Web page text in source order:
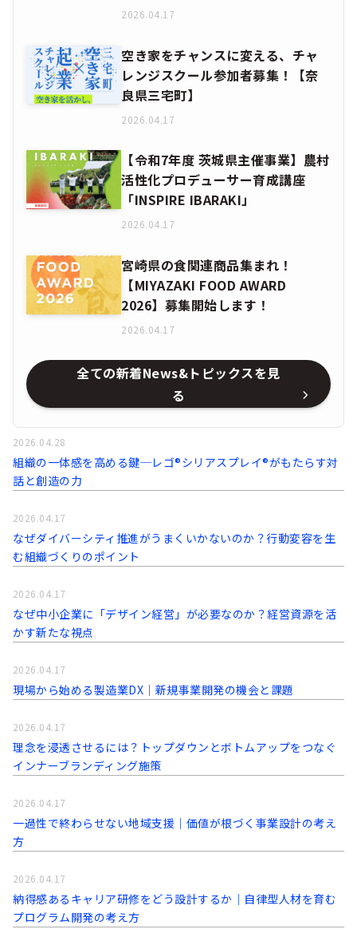
2026.04.17
空き家をチャンスに変える、チャ
レンジスクール参加者募集！【奈
良県三宅町】
2026.04.17
【令和7年度 茨城県主催事業】農村
活性化プロデューサー育成講座
「INSPIRE IBARAKI」
2026.04.17
宮崎県の食関連商品集まれ！
【MIYAZAKI FOOD AWARD
2026】募集開始します！
2026.04.17
全ての新着News&トピックスを見
る
組織の一体感を高める鍵─レゴ®シリアスプレイ®がもたらす対
話と創造の力
2026.04.28
なぜダイバーシティ推進がうまくいかないのか？行動変容を生
む組織づくりのポイント
2026.04.17
なぜ中小企業に「デザイン経営」が必要なのか？経営資源を活
かす新たな視点
2026.04.17
現場から始める製造業DX｜新規事業開発の機会と課題
2026.04.17
理念を浸透させるには？トップダウンとボトムアップをつなぐ
インナーブランディング施策
2026.04.17
一過性で終わらせない地域支援｜価値が根づく事業設計の考え
方
2026.04.17
納得感あるキャリア研修をどう設計するか｜自律型人材を育む
プログラム開発の考え方
2026.04.17